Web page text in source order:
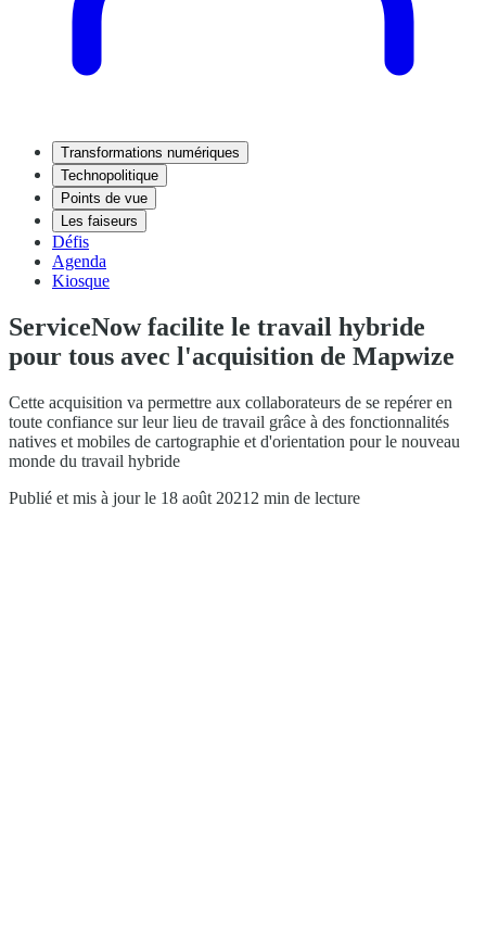
Transformations numériques
Technopolitique
Points de vue
Les faiseurs
Défis
Agenda
Kiosque
ServiceNow facilite le travail hybride
pour tous avec l'acquisition de Mapwize
Cette acquisition va permettre aux collaborateurs de se repérer en
toute confiance sur leur lieu de travail grâce à des fonctionnalités
natives et mobiles de cartographie et d'orientation pour le nouveau
monde du travail hybride
Publié et mis à jour le 18 août 2021 2 min de lecture